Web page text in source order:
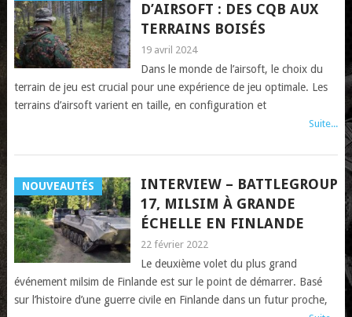
D’AIRSOFT : DES CQB AUX
TERRAINS BOISÉS
19 avril 2024
Dans le monde de l’airsoft, le choix du
terrain de jeu est crucial pour une expérience de jeu optimale. Les
terrains d’airsoft varient en taille, en configuration et
Suite...
NOUVEAUTÉS
INTERVIEW – BATTLEGROUP
17, MILSIM À GRANDE
ÉCHELLE EN FINLANDE
22 février 2022
Le deuxième volet du plus grand
événement milsim de Finlande est sur le point de démarrer. Basé
sur l’histoire d’une guerre civile en Finlande dans un futur proche,